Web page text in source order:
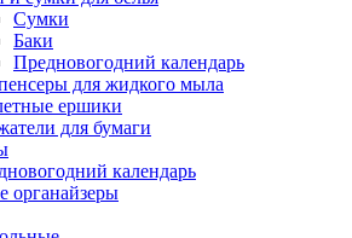
Сумки
Баки
Предновогодний календарь
для жидкого мыла
ершики
для бумаги
календарь
органайзеры